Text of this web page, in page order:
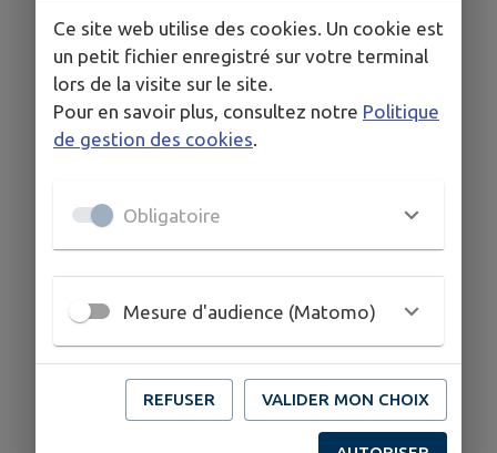
Ce site web utilise des cookies. Un cookie est
un petit fichier enregistré sur votre terminal
lors de la visite sur le site.
Pour en savoir plus, consultez notre Politique
de gestion des cookies.
Obligatoire
Mesure d'audience (Matomo)
REFUSER VALIDER MON CHOIX